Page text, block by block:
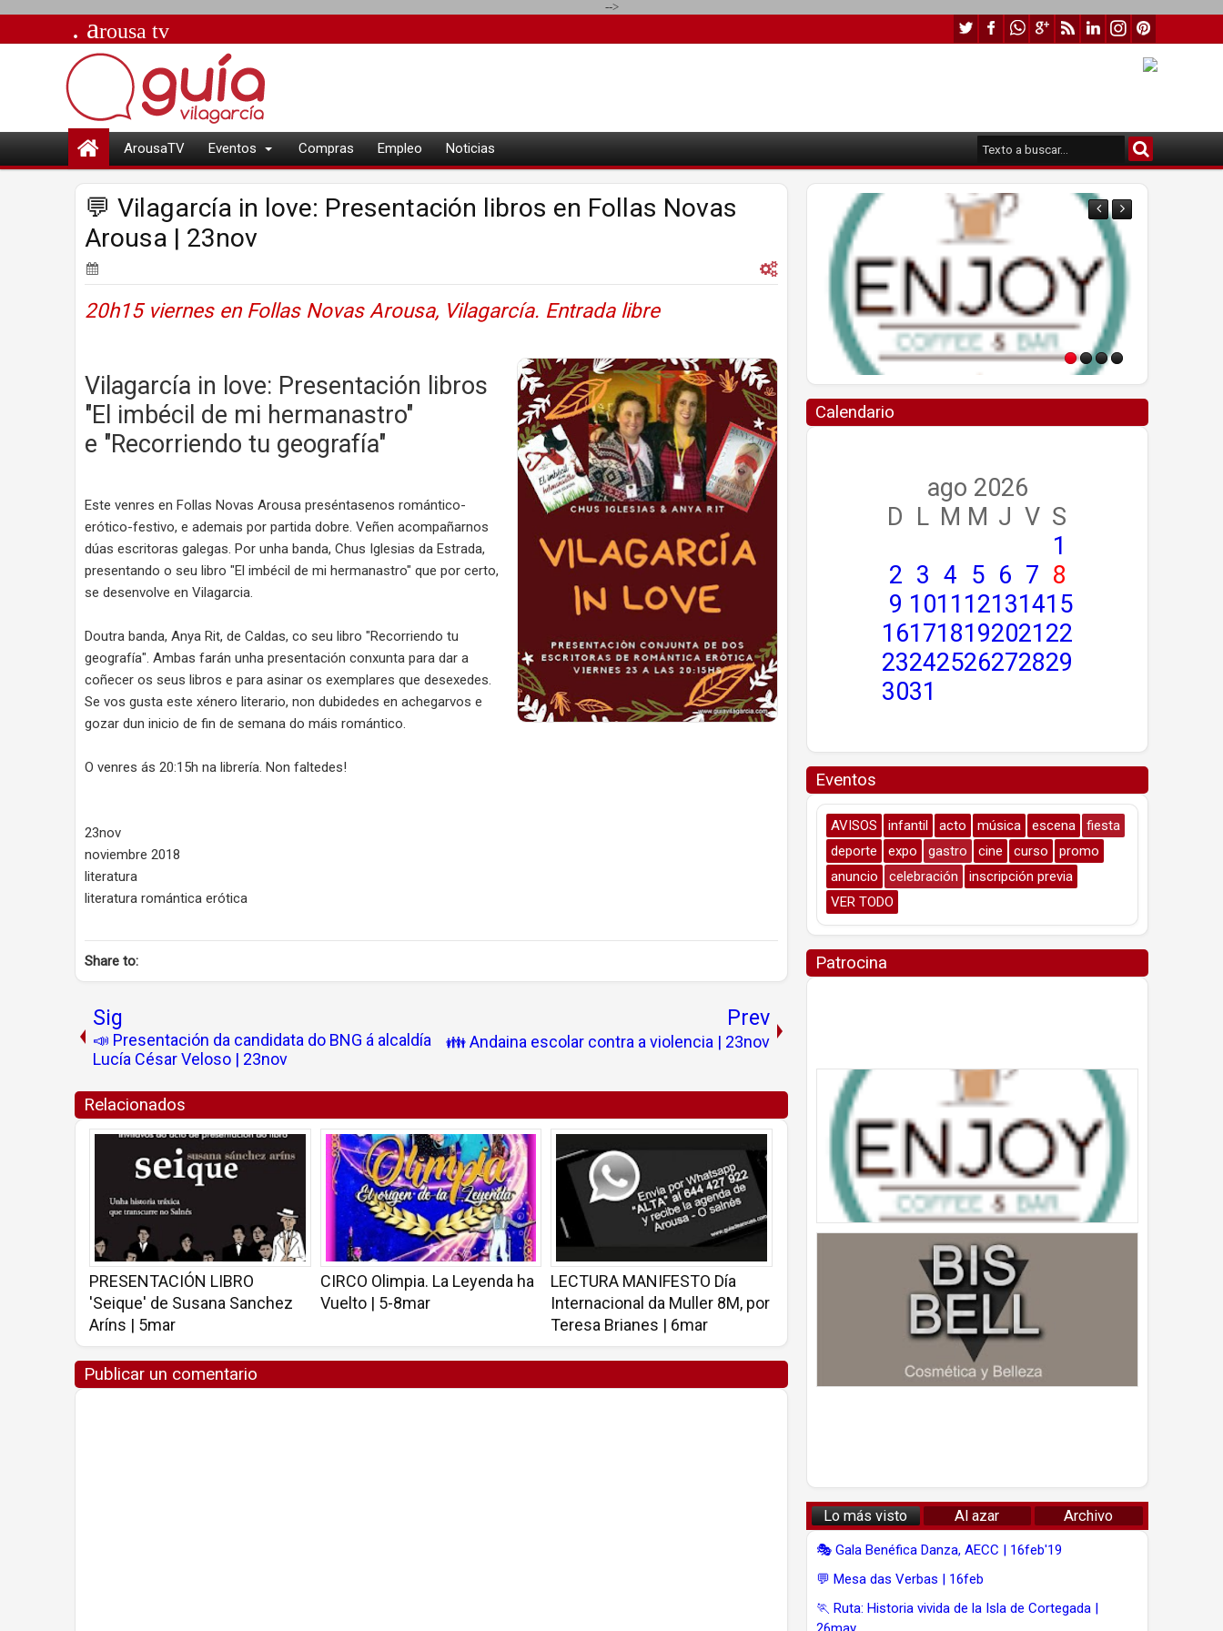
-->
. arousa tv
ArousaTV Eventos Compras Empleo Noticias
💬 Vilagarcía in love: Presentación libros en Follas Novas
Arousa | 23nov
20h15 viernes en Follas Novas Arousa, Vilagarcía. Entrada libre
Vilagarcía in love: Presentación libros
"El imbécil de mi hermanastro"
e "Recorriendo tu geografía"
Este venres en Follas Novas Arousa preséntasenos romántico-
erótico-festivo, e ademais por partida dobre. Veñen acompañarnos
dúas escritoras galegas. Por unha banda, Chus Iglesias da Estrada,
presentando o seu libro "El imbécil de mi hermanastro" que por certo,
se desenvolve en Vilagarcia.
Doutra banda, Anya Rit, de Caldas, co seu libro "Recorriendo tu
geografía". Ambas farán unha presentación conxunta para dar a
coñecer os seus libros e para asinar os exemplares que desexedes.
Se vos gusta este xénero literario, non dubidedes en achegarvos e
gozar dun inicio de fin de semana do máis romántico.
O venres ás 20:15h na librería. Non faltedes!
23nov
noviembre 2018
literatura
literatura romántica erótica
Share to:
Sig
📣 Presentación da candidata do BNG á alcaldía
Lucía César Veloso | 23nov
Prev
👪 Andaina escolar contra a violencia | 23nov
Relacionados
PRESENTACIÓN LIBRO
'Seique' de Susana Sanchez
Aríns | 5mar
CIRCO Olimpia. La Leyenda ha
Vuelto | 5-8mar
LECTURA MANIFESTO Día
Internacional da Muller 8M, por
Teresa Brianes | 6mar
Publicar un comentario
Calendario
ago 2026
D L M M J V S
1
2 3 4 5 6 7 8
9 1011 12131415
16171819202122
23242526272829
3031
Eventos
AVISOS infantil acto música escena
fiesta
deporte
expo gastro cine curso
promo
anuncio
celebración
inscripción previa
VER TODO
Patrocina
Lo más visto Al azar Archivo
🎭 Gala Benéfica Danza, AECC | 16feb'19
💬 Mesa das Verbas | 16feb
🏃 Ruta: Historia vivida de la Isla de Cortegada |